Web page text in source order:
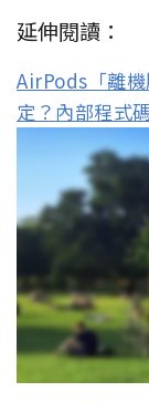
延伸閱讀：
AirPods「離
定？內部程式